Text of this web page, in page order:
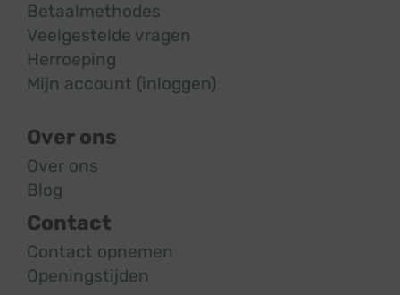
Betaalmethodes
Veelgestelde vragen
Herroeping
Mijn account (inloggen)
Over ons
Over ons
Blog
Contact
Contact opnemen
Openingstijden